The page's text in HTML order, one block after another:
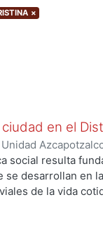
×
en el
ZARAGOZA,
social resulta
se desarrollan en
de la vida